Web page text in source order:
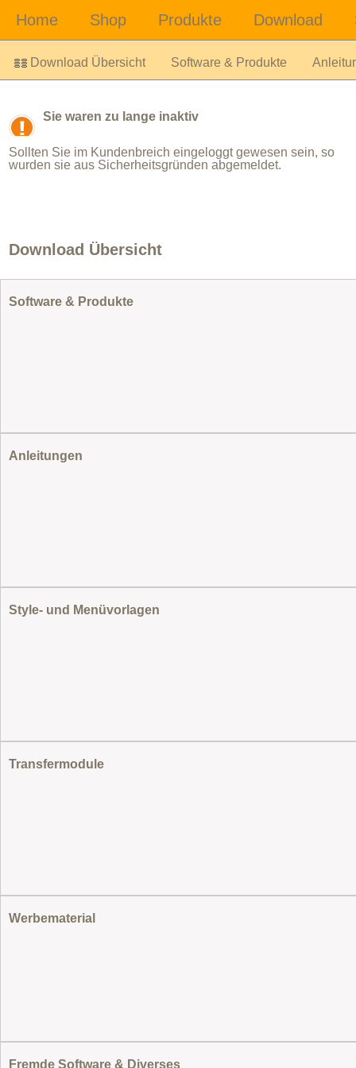
Download Übersicht Software & Produkte
Sie waren zu lange inaktiv
Sollten Sie im Kundenbreich eingeloggt gewesen sein, so
wurden sie aus Sicherheitsgründen abgemeldet.
Download Übersicht
Software & Produkte
Anleitungen
Style- und Menüvorlagen
Transfermodule
Werbematerial
Fremde Software & Diverses